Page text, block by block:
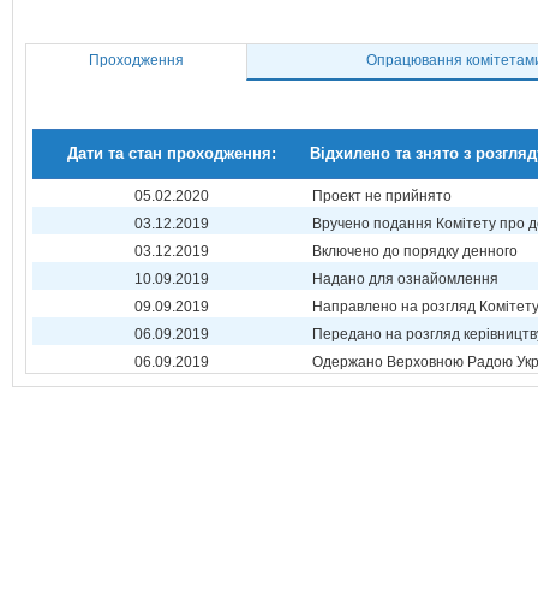
Проходження Опрацювання
Дати та стан проходження: Відхилено та знято з
05.02.2020
Проект не прийнято
03.12.2019
Вручено подання Комітету про
03.12.2019
Включено до порядку денного
10.09.2019
Надано для ознайомлення
09.09.2019
Направлено на розгляд Комітету
06.09.2019
Передано на розгляд
06.09.2019
Одержано Верховною Радою